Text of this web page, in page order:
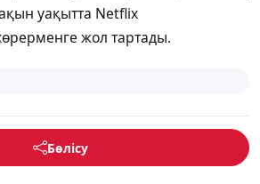
уақытта Netflix
жол тартады.
Бөлісу